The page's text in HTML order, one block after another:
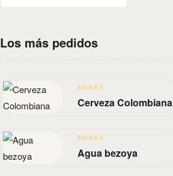
Los más pedidos
con4.40de
Cerveza Colombiana
con3.40
Agua bezoya